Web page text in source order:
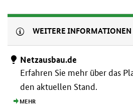
WEITERE INFORMATIONEN
Netzausbau.de
Erfahren Sie mehr über das
den aktuellen Stand.
MEHR